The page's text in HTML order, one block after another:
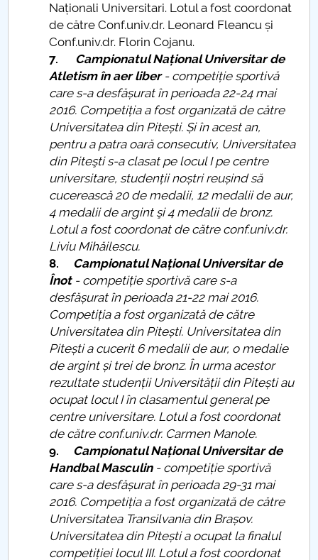
Naționali Universitari. Lotul a fost coordonat
de către Conf.univ.dr. Leonard Fleancu și
Conf.univ.dr. Florin Cojanu.
7. Campionatul Național Universitar de
Atletism în aer liber- competiție sportivă
care s-a desfășurat în perioada 22-24 mai
2016. Competiția a fost organizată de către
Universitatea din Pitești. Și în acest an,
pentru a patra oară consecutiv, Universitatea
din Piteşti s-a clasat pe locul I pe centre
universitare, studenții noștri reușind să
cucerească 20 de medalii, 12 medalii de aur,
4 medalii de argint şi 4 medalii de bronz.
Lotul a fost coordonat de către conf.univ.dr.
Liviu Mihăilescu.
8. Campionatul Național Universitar de
Înot- competiție sportivă care s-a
desfășurat în perioada 21-22 mai 2016.
Competiția a fost organizată de către
Universitatea din Pitești. Universitatea din
Pitești a cucerit 6 medalii de aur, o medalie
de argint și trei de bronz. În urma acestor
rezultate studenții Universității din Pitești au
ocupat locul I în clasamentul general pe
centre universitare. Lotul a fost coordonat
de către conf.univ.dr. Carmen Manole.
9. Campionatul Național Universitar de
Handbal Masculin- competiție sportivă
care s-a desfășurat în perioada 29-31 mai
2016. Competiția a fost organizată de către
Universitatea Transilvania din Brașov.
Universitatea din Pitești a ocupat la finalul
competiției locul III. Lotul a fost coordonat